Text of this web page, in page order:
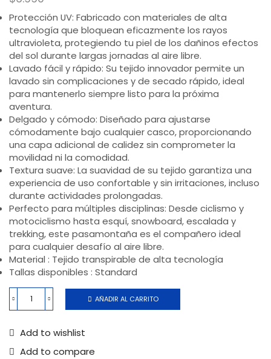
Protección UV: Fabricado con materiales de alta
tecnología que bloquean eficazmente los rayos
ultravioleta, protegiendo tu piel de los dañinos efectos
del sol durante largas jornadas al aire libre.​
Lavado fácil y rápido: Su tejido innovador permite un
lavado sin complicaciones y de secado rápido, ideal
para mantenerlo siempre listo para la próxima
aventura.
Delgado y cómodo: Diseñado para ajustarse
cómodamente bajo cualquier casco, proporcionando
una capa adicional de calidez sin comprometer la
movilidad ni la comodidad.
Textura suave: La suavidad de su tejido garantiza una
experiencia de uso confortable y sin irritaciones, incluso
durante actividades prolongadas.
Perfecto para múltiples disciplinas: Desde ciclismo y
motociclismo hasta esquí, snowboard, escalada y
trekking, este pasamontaña es el compañero ideal
para cualquier desafío al aire libre.
Material : Tejido transpirable de alta tecnología
Tallas disponibles : Standard
AÑADIR AL CARRITO
Add to wishlist
Add to compare